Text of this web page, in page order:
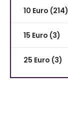
10 Euro (214)
15 Euro (3)
25 Euro (3)